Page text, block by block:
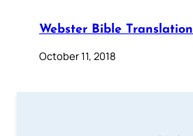
Webster Bible Translation
October 11, 2018